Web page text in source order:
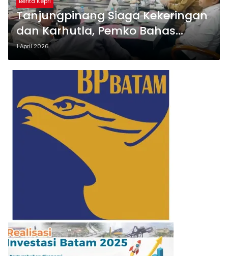
Tanjungpinang Siaga Kekeringan
dan Karhutla, Pemko Bahas
Status Darurat
1 April 2026